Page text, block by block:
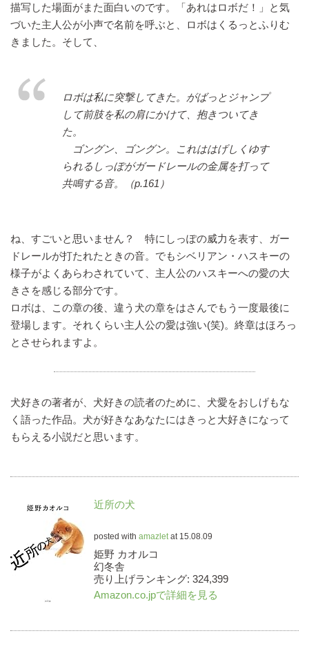
描写した場面がまた面白いのです。「あれはロボだ！」と気
づいた主人公が小声で名前を呼ぶと、ロボはくるっとふりむ
きました。そして、
ロボは私に突撃してきた。がばっとジャンプ
して前肢を私の肩にかけて、抱きついてき
た。
ゴングン、ゴングン。これははげしくゆす
られるしっぽがガードレールの金属を打って
共鳴する音。（p.161）
ね、すごいと思いません？ 特にしっぽの威力を表す、ガー
ドレールが打たれたときの音。でもシベリアン・ハスキーの
様子がよくあらわされていて、主人公のハスキーへの愛の大
きさを感じる部分です。
ロボは、この章の後、違う犬の章をはさんでもう一度最後に
登場します。それくらい主人公の愛は強い(笑)。終章はほろっ
とさせられますよ。
犬好きの著者が、犬好きの読者のために、犬愛をおしげもな
く語った作品。犬が好きなあなたにはきっと大好きになって
もらえる小説だと思います。
近所の犬
posted with amazletat 15.08.09
姫野 カオルコ
幻冬舎
売り上げランキング: 324,399
Amazon.co.jpで詳細を見る